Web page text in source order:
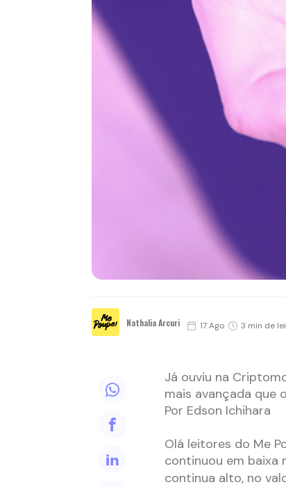
Nathalia Arcuri 17 Ago 3 min de
Já ouviu na
mais avançada que
Por Edson Ichihara
Olá leitores do Me
continuou em baixa
continua alto, no